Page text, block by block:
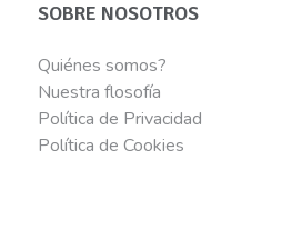
SOBRE NOSOTROS
Quiénes somos?
Nuestra flosofía
Política de Privacidad
Política de Cookies